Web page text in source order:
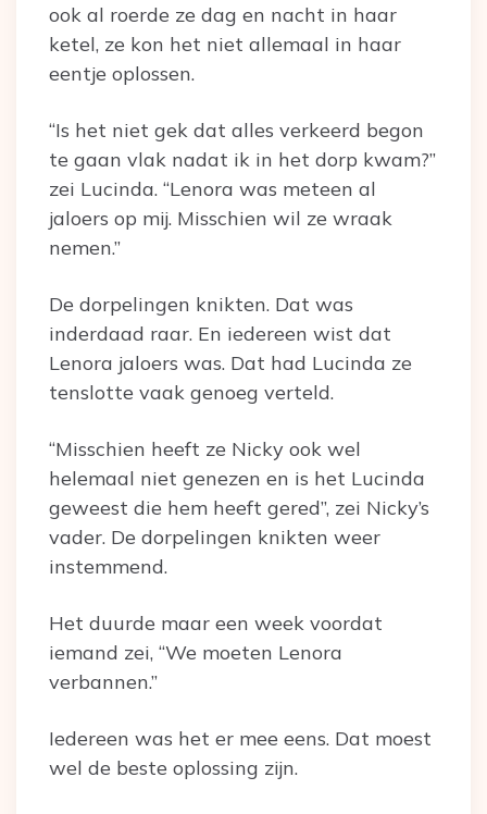
ook al roerde ze dag en nacht in haar
ketel, ze kon het niet allemaal in haar
eentje oplossen.
“Is het niet gek dat alles verkeerd begon
te gaan vlak nadat ik in het dorp kwam?”
zei Lucinda. “Lenora was meteen al
jaloers op mij. Misschien wil ze wraak
nemen.”
De dorpelingen knikten. Dat was
inderdaad raar. En iedereen wist dat
Lenora jaloers was. Dat had Lucinda ze
tenslotte vaak genoeg verteld.
“Misschien heeft ze Nicky ook wel
helemaal niet genezen en is het Lucinda
geweest die hem heeft gered”, zei Nicky’s
vader. De dorpelingen knikten weer
instemmend.
Het duurde maar een week voordat
iemand zei, “We moeten Lenora
verbannen.”
Iedereen was het er mee eens. Dat moest
wel de beste oplossing zijn.